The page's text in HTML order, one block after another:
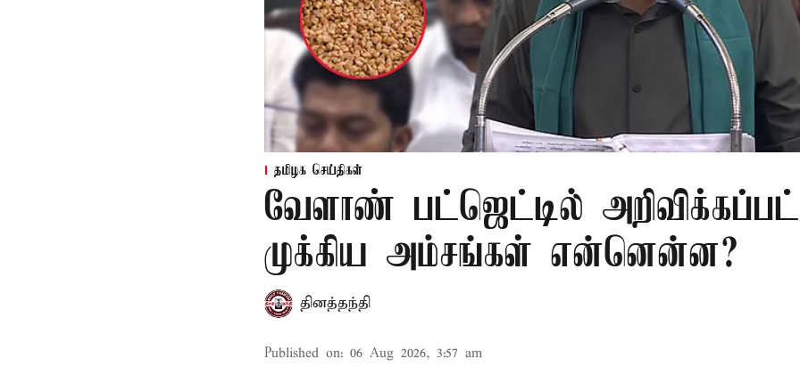
தமிழக செய்திகள்
வேளாண் பட்ஜெட்டில்
முக்கிய அம்சங்கள் என்னென்ன?
தினத்தந்தி
Published on: 06 Aug 2026, 3:57 am